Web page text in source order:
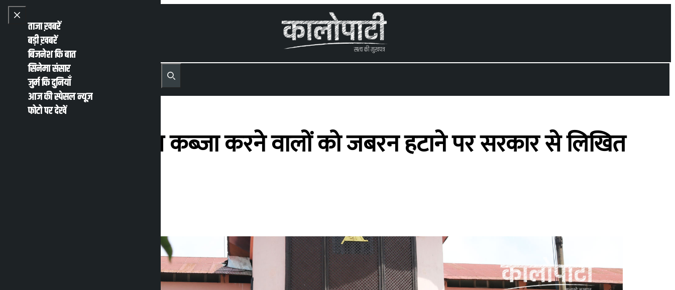
Skip to content
Close menu
ताजा ख़बरें
बड़ी ख़बरें
बिजनेश कि बात
सिनेमा संसार
जुर्म कि दुनियाँ
आज की स्पेसल न्यूज़
फोटो पर देखें
Open main menu
MENU Recent NewsTrending News
Search
सुप्रीम कोर्ट ने अवैध कब्जा करने वालों को जबरन हटाने पर सरकार से लिखित